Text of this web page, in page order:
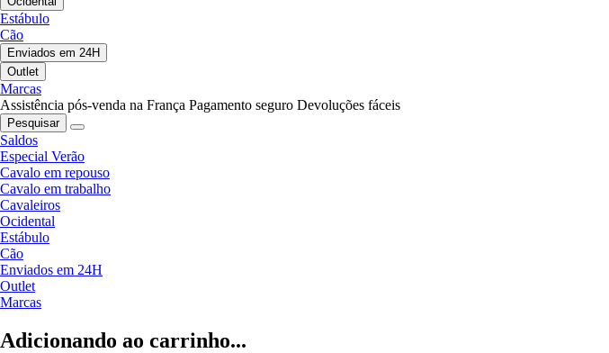
Estábulo
Cão
Enviados em 24H
Outlet
Marcas
Assistência pós-venda na França Pagamento seguro Devoluções fáceis
Pesquisar
Saldos
Especial Verão
Cavalo em repouso
Cavalo em trabalho
Cavaleiros
Ocidental
Estábulo
Cão
Enviados em 24H
Outlet
Marcas
Adicionando ao carrinho...